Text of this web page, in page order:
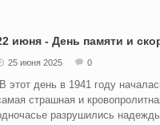
июня - День памяти и
25 июня 2025 0
В этот день в 1941 году
страшная и
разрушились